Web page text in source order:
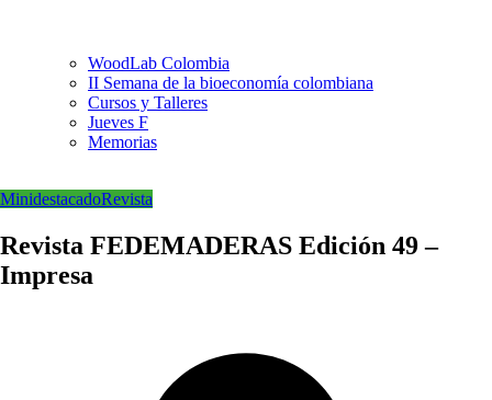
WoodLab Colombia
II Semana de la bioeconomía colombiana
Cursos y Talleres
Jueves F
Memorias
MinidestacadoRevista
Revista FEDEMADERAS Edición 49 –
Impresa